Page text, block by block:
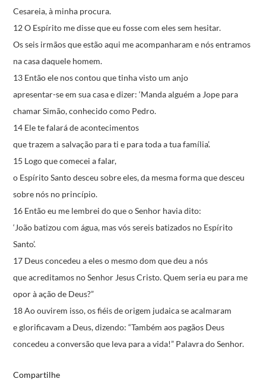
Cesareia, à minha procura.
12 O Espírito me disse que eu fosse com eles sem hesitar.
Os seis irmãos que estão aqui me acompanharam e nós entramos
na casa daquele homem.
13 Então ele nos contou que tinha visto um anjo
apresentar-se em sua casa e dizer: ‘Manda alguém a Jope para
chamar Simão,conhecido como Pedro.
14 Ele te falará de acontecimentos
que trazem a salvação para ti e para toda a tua família’.
15 Logo que comecei a falar,
o Espírito Santo desceu sobre eles,da mesma forma que desceu
sobre nós no princípio.
16 Então eu me lembrei do que o Senhor havia dito:
‘João batizou com água, mas vós sereis batizados no Espírito
Santo’.
17 Deus concedeu a eles o mesmo dom que deu a nós
que acreditamos no Senhor Jesus Cristo.Quem seria eu para me
opor à ação de Deus?”
18 Ao ouvirem isso, os fiéis de origem judaica se acalmaram
e glorificavam a Deus, dizendo: “Também aos pagãos Deus
concedeu a conversãoque leva para a vida!” Palavra do Senhor.
Compartilhe